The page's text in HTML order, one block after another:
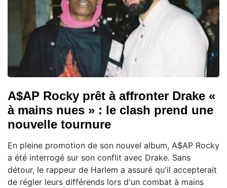
A$AP Rocky prêt à affronter Drake «
à mains nues » : le clash prend une
nouvelle tournure
En pleine promotion de son nouvel album, A$AP Rocky
a été interrogé sur son conflit avec Drake. Sans
détour, le rappeur de Harlem a assuré qu'il accepterait
de régler leurs différends lors d'un combat à mains